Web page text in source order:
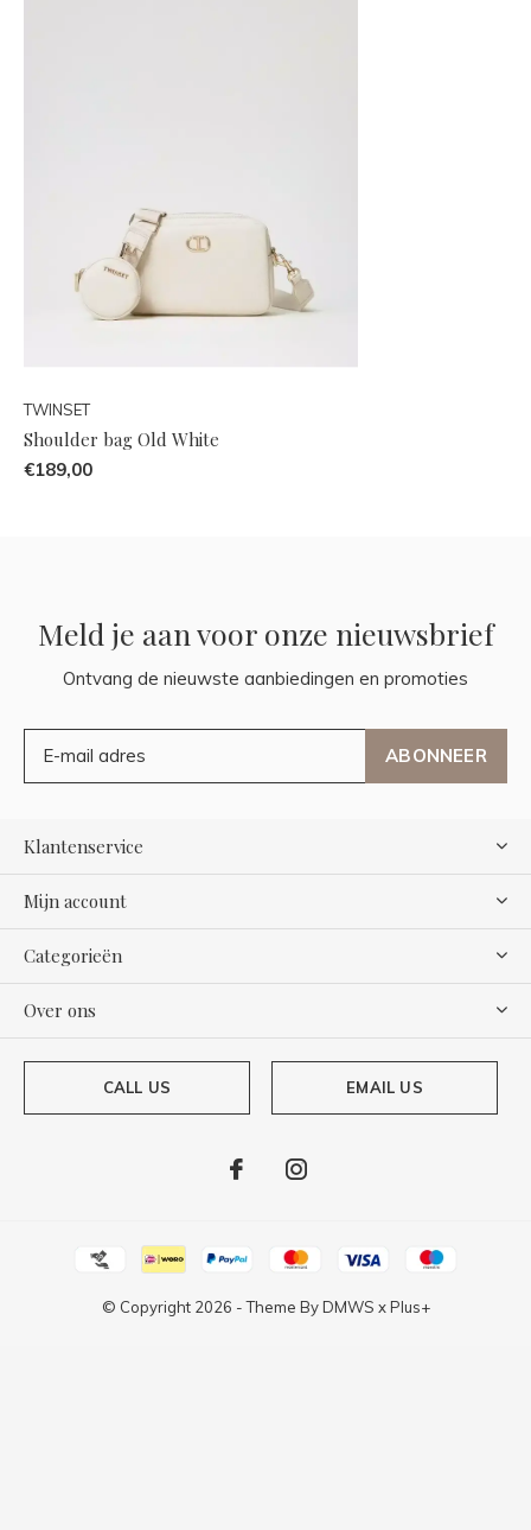
TWINSET
Shoulder bag Old White
€189,00
Meld je aan voor onze nieuwsbrief
Ontvang de nieuwste aanbiedingen en promoties
ABONNEER
Klantenservice
Mijn account
Categorieën
Over ons
CALL US EMAIL US
© Copyright 2026 - Theme ByDMWS xPlus+